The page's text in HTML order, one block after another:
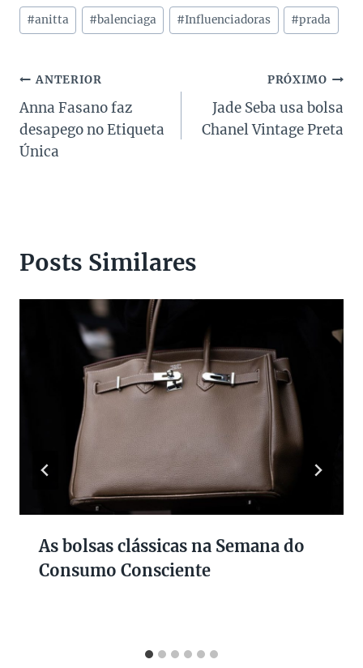
Tags
do
#anitta #balenciaga #Influenciadoras #prada
Navegação
de
Post
ANTERIOR
Anna Fasano faz
desapego no Etiqueta
Única
PRÓXIMO
Jade Seba usa bolsa
Chanel Vintage Preta
Posts Similares
As bolsas clássicas na Semana do
Consumo Consciente